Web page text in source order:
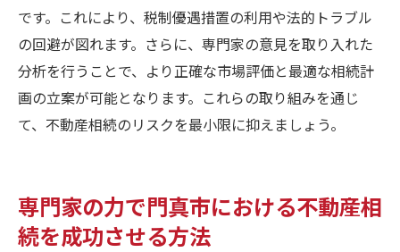
です。これにより、税制優遇措置の利用や法的トラブル
の回避が図れます。さらに、専門家の意見を取り入れた
分析を行うことで、より正確な市場評価と最適な相続計
画の立案が可能となります。これらの取り組みを通じ
て、不動産相続のリスクを最小限に抑えましょう。
専門家の力で門真市における不動産相
続を成功させる方法